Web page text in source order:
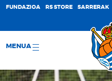
FUNDAZIOA RS STORE SARRERAK
MENUA